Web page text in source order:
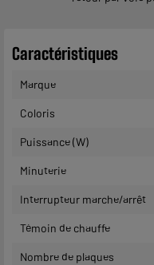
Caractéristiques
Marque
Coloris
Puissance (W)
Minuterie
Interrupteur marche/arrêt
Témoin de chauffe
Nombre de plaques